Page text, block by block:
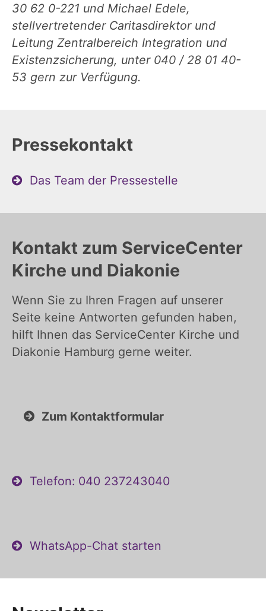
30 62 0-221 und Michael Edele,
stellvertretender Caritasdirektor und
Leitung Zentralbereich Integration und
Existenzsicherung, unter 040 / 28 01 40-
53 gern zur Verfügung.
Pressekontakt
Das Team der Pressestelle
Kontakt zum ServiceCenter
Kirche und Diakonie
Wenn Sie zu Ihren Fragen auf unserer
Seite keine Antworten gefunden haben,
hilft Ihnen das ServiceCenter Kirche und
Diakonie Hamburg gerne weiter.
Zum Kontaktformular
Telefon: 040 237243040
WhatsApp-Chat starten